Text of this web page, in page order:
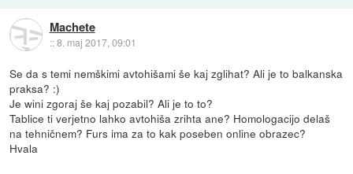
Machete
::8. maj 2017, 09:01
Se da s temi nemškimi avtohišami še kaj zglihat? Ali je to balkanska
praksa? :)
Je wini zgoraj še kaj pozabil? Ali je to to?
Tablice ti verjetno lahko avtohiša zrihta ane? Homologacijo delaš
na tehničnem? Furs ima za to kak poseben online obrazec?
Hvala